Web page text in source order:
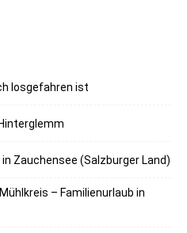
losgefahren ist
Zauchensee (Salzburger Land)
– Familienurlaub in